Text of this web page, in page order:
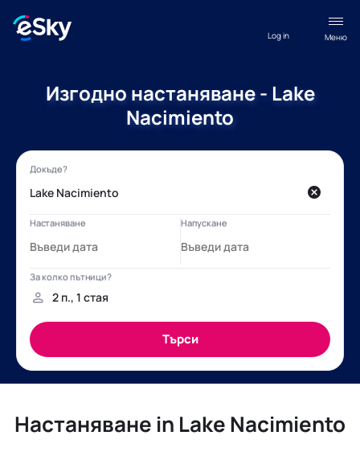
Меню
Log in
Изгодно настаняване - Lake
Nacimiento
Настаняване in Lake Nacimiento